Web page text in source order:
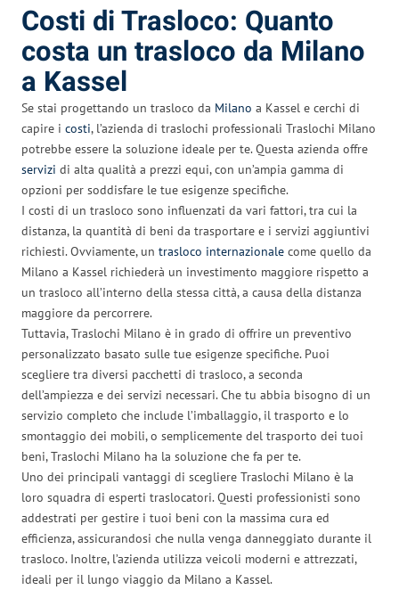
Costi di Trasloco: Quanto
costa un trasloco da Milano
a Kassel
Se stai progettando un trasloco da Milano a Kassel e cerchi di
capire i costi, l’azienda di traslochi professionali Traslochi Milano
potrebbe essere la soluzione ideale per te. Questa azienda offre
servizi di alta qualità a prezzi equi, con un’ampia gamma di
opzioni per soddisfare le tue esigenze specifiche.
I costi di un trasloco sono influenzati da vari fattori, tra cui la
distanza, la quantità di beni da trasportare e i servizi aggiuntivi
richiesti. Ovviamente, un trasloco internazionale come quello da
Milano a Kassel richiederà un investimento maggiore rispetto a
un trasloco all’interno della stessa città, a causa della distanza
maggiore da percorrere.
Tuttavia, Traslochi Milano è in grado di offrire un preventivo
personalizzato basato sulle tue esigenze specifiche. Puoi
scegliere tra diversi pacchetti di trasloco, a seconda
dell’ampiezza e dei servizi necessari. Che tu abbia bisogno di un
servizio completo che include l’imballaggio, il trasporto e lo
smontaggio dei mobili, o semplicemente del trasporto dei tuoi
beni, Traslochi Milano ha la soluzione che fa per te.
Uno dei principali vantaggi di scegliere Traslochi Milano è la
loro squadra di esperti traslocatori. Questi professionisti sono
addestrati per gestire i tuoi beni con la massima cura ed
efficienza, assicurandosi che nulla venga danneggiato durante il
trasloco. Inoltre, l’azienda utilizza veicoli moderni e attrezzati,
ideali per il lungo viaggio da Milano a Kassel.